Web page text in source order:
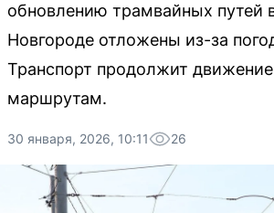
обновлению трамвайных путей
Новгороде отложены из-за
Транспорт продолжит
маршрутам.
30 января, 2026, 10:11 26